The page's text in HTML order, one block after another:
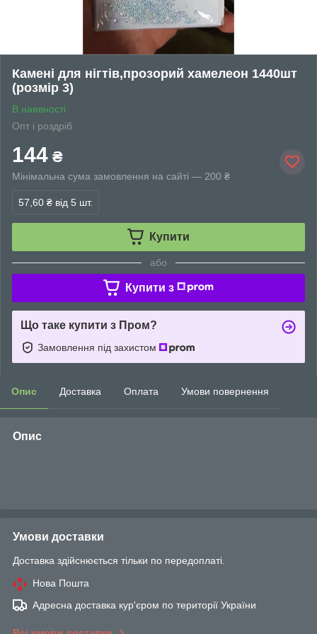
Камені для нігтів,прозорий хамелеон 1440шт
(розмір 3)
В наявності
Опт і роздріб
144 ₴
Мінімальна сума замовлення на сайті — 200 ₴
57,60 ₴ від 5 шт.
Купити
або
Купити з
Що таке купити з Пром?
Замовлення під захистом
Опис Доставка Оплата Умови повернення
Опис
Умови доставки
Доставка здійснюється тільки по передоплаті.
Нова Пошта
Адресна доставка кур'єром по території України